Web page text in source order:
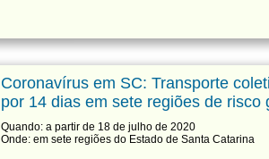
Coronavírus em SC: Transporte
por 14 dias em sete regiões de risco
Quando: a partir de 18 de julho de 2020
Onde: em sete regiões do Estado de Santa Catarina